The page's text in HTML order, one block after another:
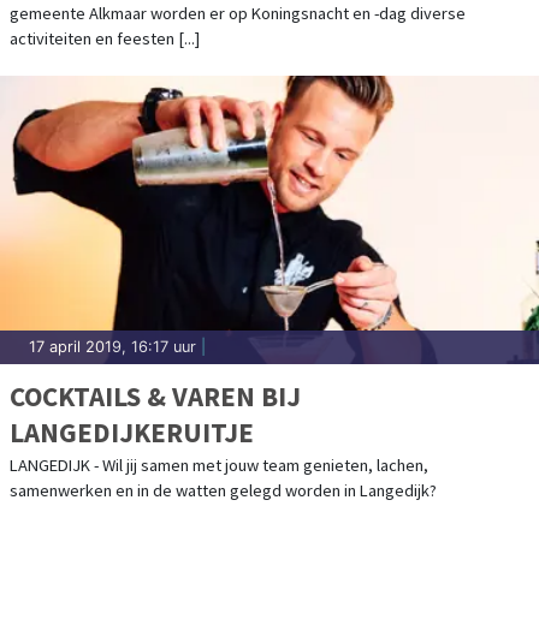
gemeente Alkmaar worden er op Koningsnacht en -dag diverse
activiteiten en feesten [...]
17 april 2019, 16:17 uur
COCKTAILS & VAREN BIJ
LANGEDIJKERUITJE
LANGEDIJK - Wil jij samen met jouw team genieten, lachen,
samenwerken en in de watten gelegd worden in Langedijk?